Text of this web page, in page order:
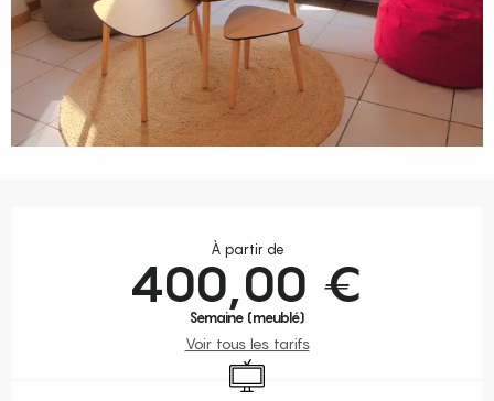
À partir de
400,00 €
Semaine (meublé)
Voir tous les tarifs
Télévision